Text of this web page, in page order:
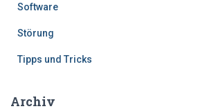
Software
Störung
Tipps und Tricks
Archiv